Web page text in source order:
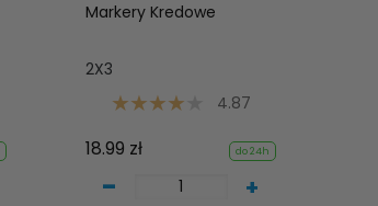
Markery Kredowe
2X3
4.87
18.99 zł do 24h
- +